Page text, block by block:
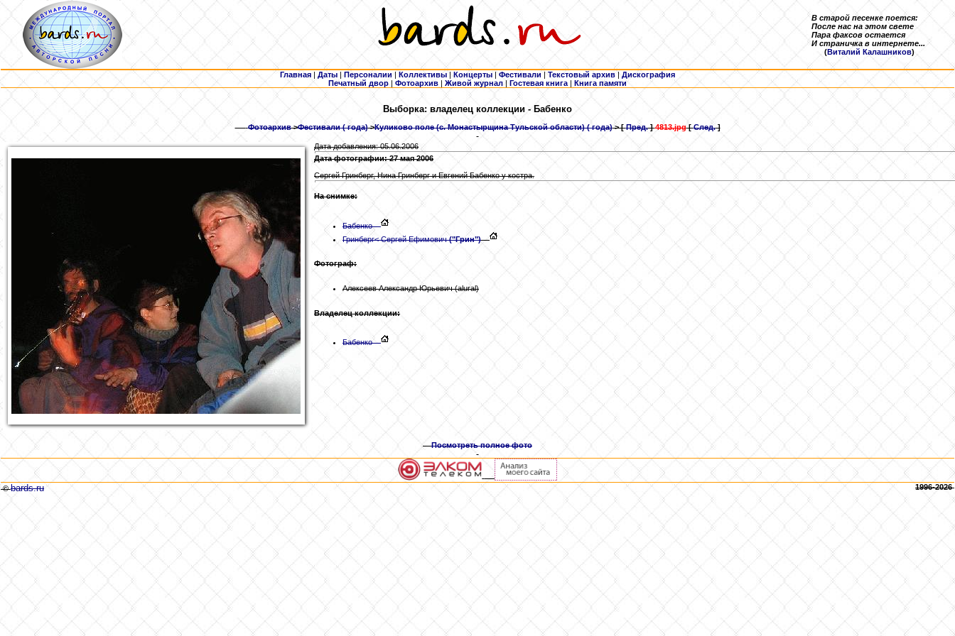
В старой песенке поется:
После нас на этом свете
Пара факсов остается
И страничка в интернете...
(Виталий Калашников)
Главная | Даты | Персоналии | Коллективы | Концерты | Фестивали | Текстовый архив | Дискография
Печатный двор | Фотоархив | Живой журнал |Гостевая книга | Книга памяти
Выборка: владелец коллекции - Бабенко
Фотоархив>Фестивали ( года)>Куликово поле (с. Монастырщина Тульской области) ( года)> [Пред.]4813.jpg[След.]
Дата добавления: 05.06.2006
Дата фотографии: 27 мая 2006
Сергей Гринберг, Нина Гринберг и Евгений Бабенко у костра.
На снимке:
Бабенко
Гринберг< Сергей Ефимович("Грин")
Фотограф:
Алексеев Александр Юрьевич (alural)
Владелец коллекции:
Бабенко
Посмотреть полное фото
©bards.ru 1996-2026